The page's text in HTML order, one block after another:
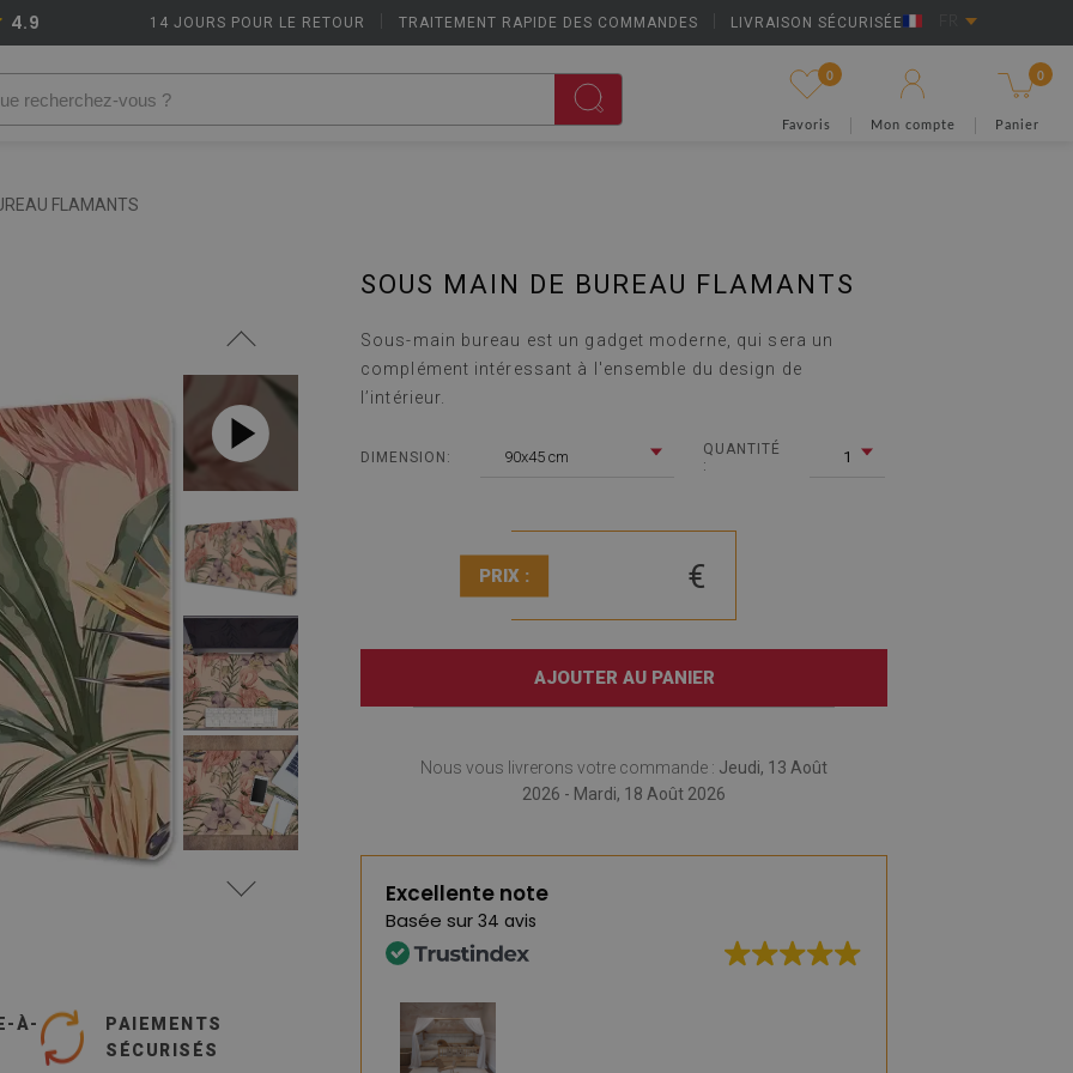
14 JOURS POUR LE RETOUR TRAITEMENT RAPIDE DES COMMANDES LIVRAISON SÉCURISÉE
4.9
0
Favoris Mon compte
0
Panier
FLAMANTS
À-
PAIEMENTS
SÉCURISÉS
SOUS MAIN DE BUREAU FLAMANTS
Sous-main bureau est un gadget moderne, qui sera un
complément intéressant à l'ensemble du design de
l’intérieur.
DIMENSION: 90x45 cm
QUANTITÉ
:
1
PRIX : €
AJOUTER AU PANIER
Nous vous livrerons votre commande : Jeudi, 13 Août
2026 - Mardi, 18 Août 2026
Excellente note
Basée sur 34 avis